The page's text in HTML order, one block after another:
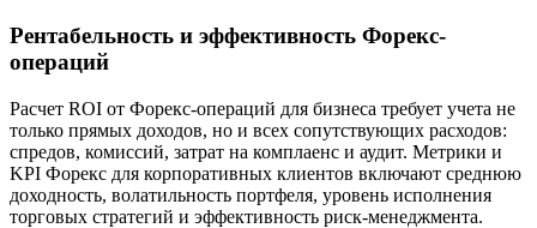
Рентабельность и эффективность Форекс-
операций
Расчет ROI от Форекс-операций для бизнеса требует учета не
только прямых доходов, но и всех сопутствующих расходов:
спредов, комиссий, затрат на комплаенс и аудит. Метрики и
KPI Форекс для корпоративных клиентов включают среднюю
доходность, волатильность портфеля, уровень исполнения
торговых стратегий и эффективность риск-менеджмента.